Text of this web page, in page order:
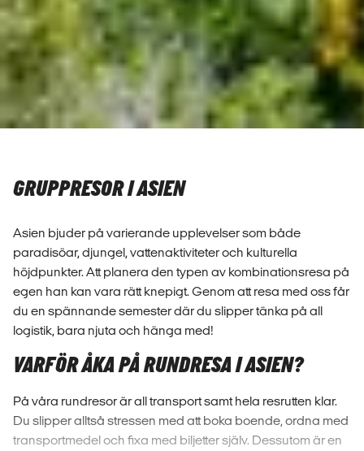
GRUPPRESOR I ASIEN
Asien bjuder på varierande upplevelser som både
paradisöar, djungel, vattenaktiviteter och kulturella
höjdpunkter. Att planera den typen av kombinationsresa på
egen han kan vara rätt knepigt. Genom att resa med oss får
du en spännande semester där du slipper tänka på all
logistik, bara njuta och hänga med!
VARFÖR ÅKA PÅ RUNDRESA I ASIEN?
På våra rundresor är all transport samt hela resrutten klar.
Du slipper alltså stressen med att boka boende, ordna med
transportmedel och fixa med biljetter själv. Dessutom är en